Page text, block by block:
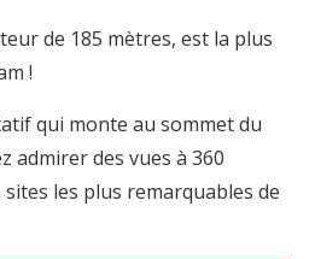
de 185 mètres, est la plus
!
qui monte au sommet du
admirer des vues à 360
les plus remarquables de